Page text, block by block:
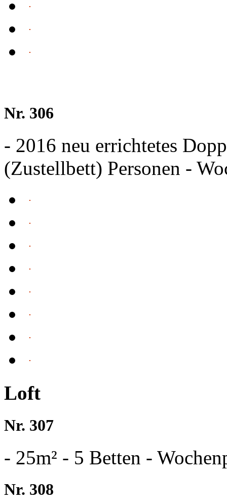
Nr. 306
- 2016 neu errichtetes
(Zustellbett) Personen -
Loft
Nr. 307
- 25m² - 5 Betten -
Nr. 308